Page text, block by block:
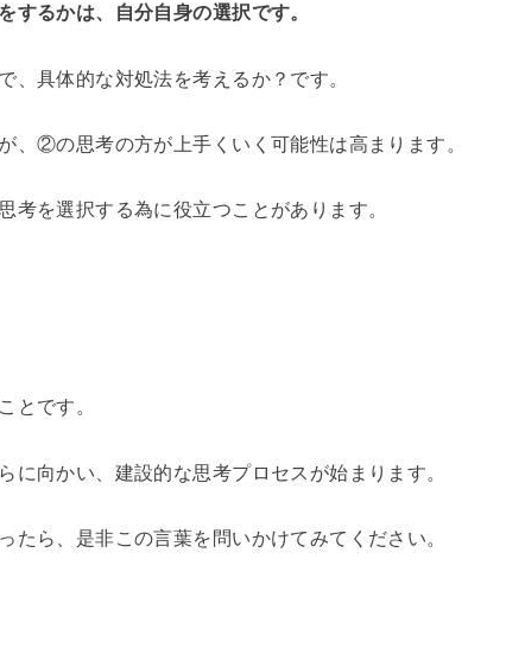
るかは、自分自身の選択です。
、具体的な対処法を考えるか？です。
、②の思考の方が上手くいく可能性は高まります。
を選択する為に役立つことがあります。
とです。
に向かい、建設的な思考プロセスが始まります。
たら、是非この言葉を問いかけてみてください。